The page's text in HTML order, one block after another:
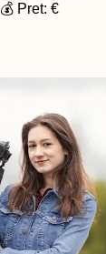
💰 Pret: €